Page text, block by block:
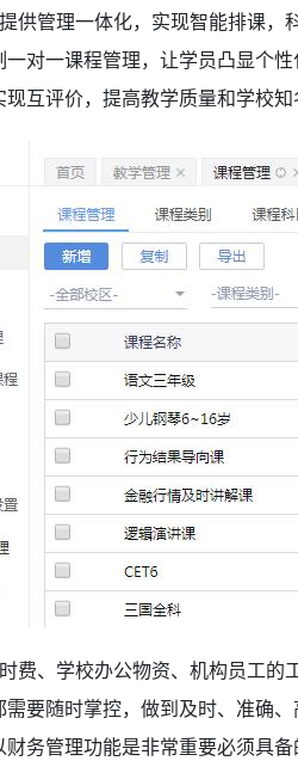
供管理一体化，实现智能排课，
对一课程管理，让学员凸显个
互评价，提高教学质量和学校知
费、学校办公物资、机构员工
要随时掌控，做到及时、准确
务管理功能是非常重要必须具备